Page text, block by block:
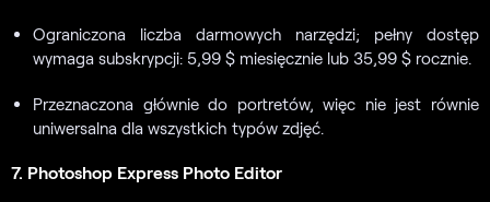
Ograniczona liczba darmowych narzędzi; pełny dostęp
wymaga subskrypcji: 5,99 $ miesięcznie lub 35,99 $ rocznie.
Przeznaczona głównie do portretów, więc nie jest równie
uniwersalna dla wszystkich typów zdjęć.
7. Photoshop Express Photo Editor